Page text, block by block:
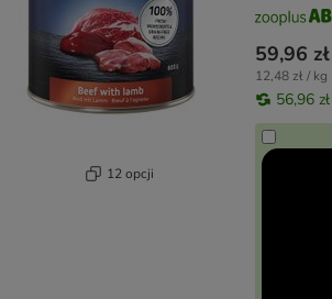
12 opcji
59,96 zł
12,48 zł / kg
56,96 zł